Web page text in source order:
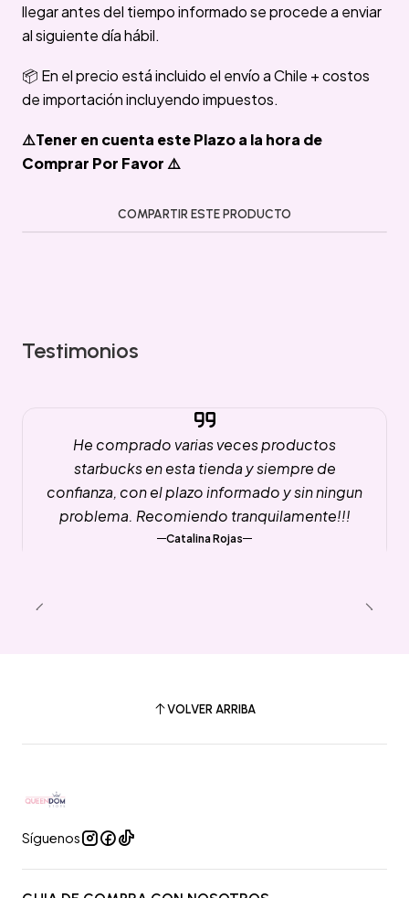
llegar antes del tiempo informado se procede a enviar
al siguiente día hábil.
📦 En el precio está incluido el envío a Chile + costos
de importación incluyendo impuestos.
⚠️Tener en cuenta este Plazo a la hora de
Comprar Por Favor ⚠️
COMPARTIR ESTE PRODUCTO
Testimonios
He comprado varias veces productos
starbucks en esta tienda y siempre de
confianza, con el plazo informado y sin ningun
problema. Recomiendo tranquilamente!!!
Catalina Rojas
VOLVER ARRIBA
Síguenos